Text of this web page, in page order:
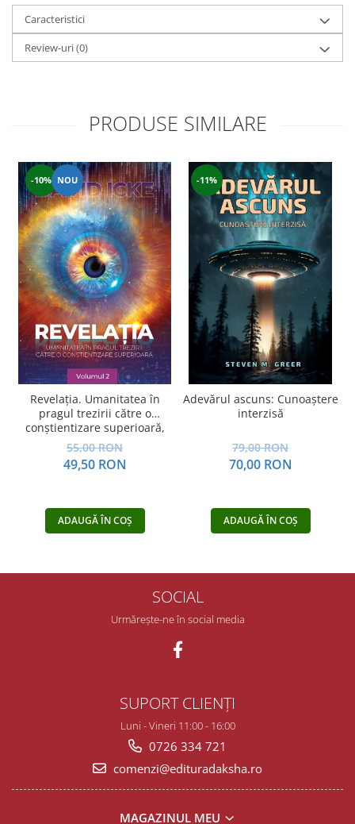
Caracteristici
Review-uri(0)
PRODUSE SIMILARE
-10% NOU
Revelația. Umanitatea în
pragul trezirii către o
conştientizare superioară,
volumul 2
55,00 RON
49,50 RON
ADAUGĂ ÎN COȘ
-11%
Adevărul ascuns: Cunoaștere
interzisă
79,00 RON
70,00 RON
ADAUGĂ ÎN COȘ
SOCIAL
Urmărește-ne în social media
SUPORT CLIENȚI
Luni - Vineri 11:00 - 16:00
0726 334 721
comenzi@edituradaksha.ro
MAGAZINUL MEU